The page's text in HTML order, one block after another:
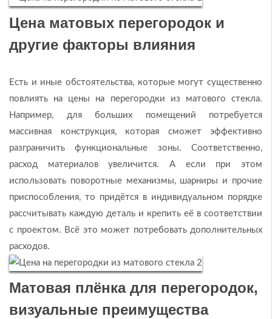
Цена матовых перегородок и
другие факторы влияния
Есть и иные обстоятельства, которые могут существенно
повлиять на цены на перегородки из матового стекла.
Например, для больших помещений потребуется
массивная конструкция, которая сможет эффективно
разграничить функциональные зоны. Соответственно,
расход материалов увеличится. А если при этом
использовать поворотные механизмы, шарниры и прочие
приспособления, то придётся в индивидуальном порядке
рассчитывать каждую деталь и крепить её в соответствии
с проектом. Всё это может потребовать дополнительных
расходов.
Матовая плёнка для перегородок,
визуальные преимущества